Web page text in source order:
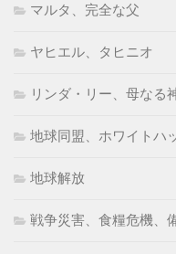
マルタ、完全な父
ヤヒエル、タヒニオ
リンダ・リー、母なる
地球同盟、ホワイトハ
地球解放
戦争災害、食糧危機、